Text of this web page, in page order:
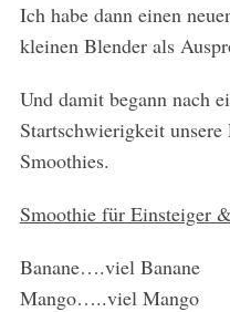
Ich habe dann einen
kleinen Blender als
Und damit begann nach
Startschwierigkeit
Smoothies.
Smoothie für Einsteiger
Banane….viel Banane
Mango…..viel Mango